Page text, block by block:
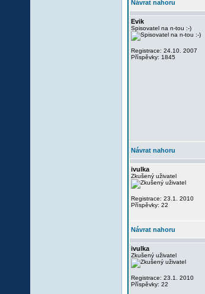
Návrat nahoru
Evik
Spisovatel na n-tou :-)
Registrace: 24.10. 2007
Příspěvky: 1845
Návrat nahoru
ivulka
Zkušený uživatel
Registrace: 23.1. 2010
Příspěvky: 22
Návrat nahoru
ivulka
Zkušený uživatel
Registrace: 23.1. 2010
Příspěvky: 22